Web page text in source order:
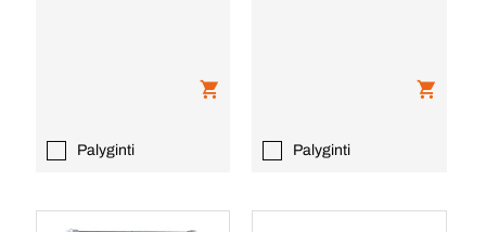
Palyginti Palyginti